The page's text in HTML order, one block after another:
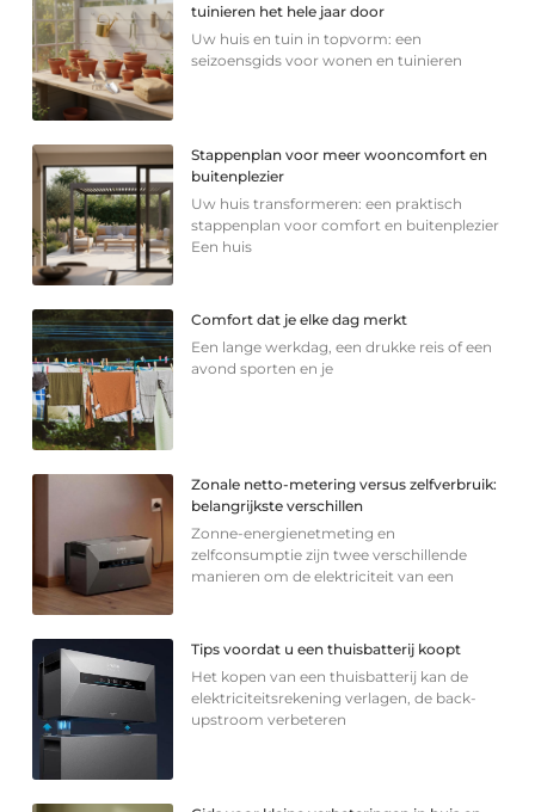
tuinieren het hele jaar door
Uw huis en tuin in topvorm: een
seizoensgids voor wonen en tuinieren
Stappenplan voor meer wooncomfort en
buitenplezier
Uw huis transformeren: een praktisch
stappenplan voor comfort en buitenplezier
Een huis
Comfort dat je elke dag merkt
Een lange werkdag, een drukke reis of een
avond sporten en je
Zonale netto-metering versus zelfverbruik:
belangrijkste verschillen
Zonne-energienetmeting en
zelfconsumptie zijn twee verschillende
manieren om de elektriciteit van een
Tips voordat u een thuisbatterij koopt
Het kopen van een thuisbatterij kan de
elektriciteitsrekening verlagen, de back-
upstroom verbeteren